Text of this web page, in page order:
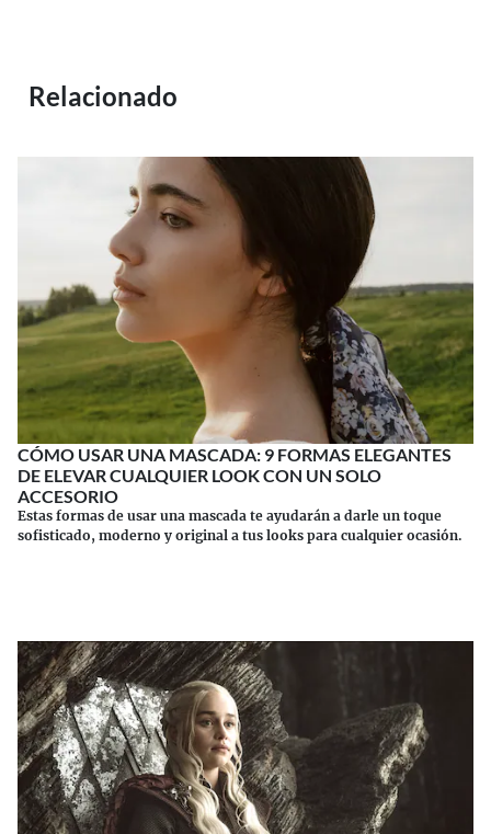
Relacionado
CÓMO USAR UNA MASCADA: 9 FORMAS ELEGANTES
DE ELEVAR CUALQUIER LOOK CON UN SOLO
ACCESORIO
Estas formas de usar una mascada te ayudarán a darle un toque
sofisticado, moderno y original a tus looks para cualquier ocasión.